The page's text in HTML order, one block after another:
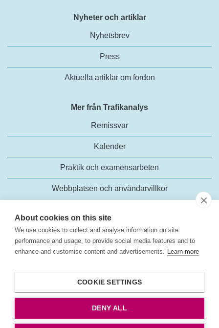
About cookies on this site
We use cookies to collect and analyse information on site
performance and usage, to provide social media features and to
enhance and customise content and advertisements. Learn more
COOKIE SETTINGS
DENY ALL
Nyheter och artiklar
Nyhetsbrev
Press
Aktuella artiklar om fordon
Mer från Trafikanalys
Remissvar
Kalender
Praktik och examensarbeten
Webbplatsen och användarvillkor
Rosenlundsgatan 54
118 63 Stockholm
+46 (0)10-414 42 00